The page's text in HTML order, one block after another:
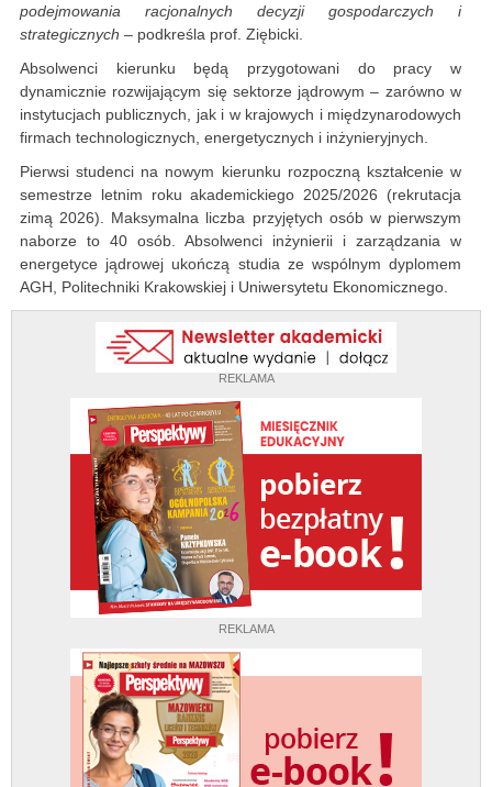
REKLAMA
REKLAMA
podejmowania racjonalnych decyzji gospodarczych i
strategicznych – podkreśla prof. Ziębicki.
Absolwenci kierunku będą przygotowani do pracy w
dynamicznie rozwijającym się sektorze jądrowym – zarówno w
instytucjach publicznych, jak i w krajowych i międzynarodowych
firmach technologicznych, energetycznych i inżynieryjnych.
Pierwsi studenci na nowym kierunku rozpoczną kształcenie w
semestrze letnim roku akademickiego 2025/2026 (rekrutacja
zimą 2026). Maksymalna liczba przyjętych osób w pierwszym
naborze to 40 osób. Absolwenci inżynierii i zarządzania w
energetyce jądrowej ukończą studia ze wspólnym dyplomem
AGH, Politechniki Krakowskiej i Uniwersytetu Ekonomicznego.